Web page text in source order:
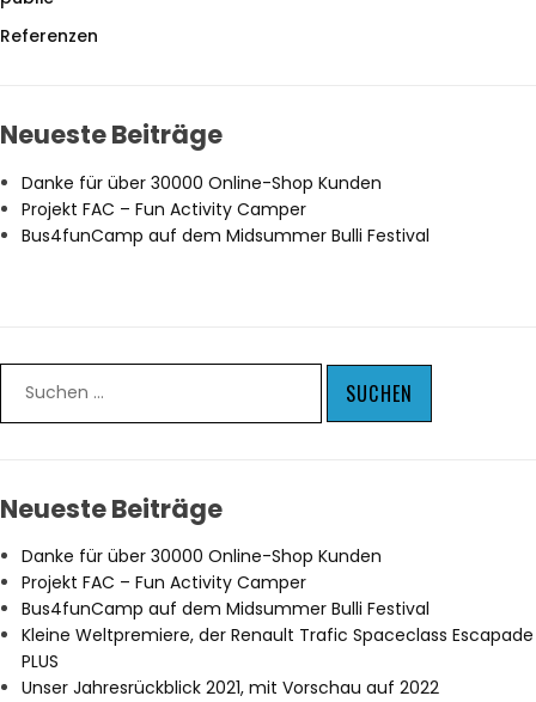
Referenzen
Neueste Beiträge
Danke für über 30000 Online-Shop Kunden
Projekt FAC – Fun Activity Camper
Bus4funCamp auf dem Midsummer Bulli Festival
Neueste Beiträge
Danke für über 30000 Online-Shop Kunden
Projekt FAC – Fun Activity Camper
Bus4funCamp auf dem Midsummer Bulli Festival
Kleine Weltpremiere, der Renault Trafic Spaceclass Escapade
PLUS
Unser Jahresrückblick 2021, mit Vorschau auf 2022